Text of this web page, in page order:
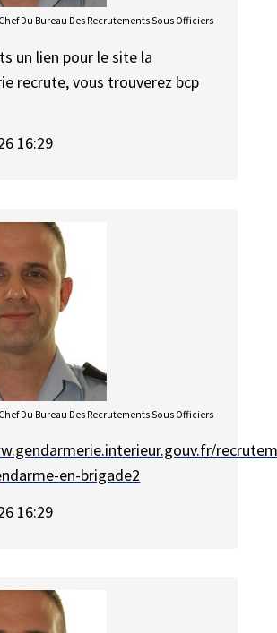
Chef Du Bureau Des Recrutements Sous Officiers
un lien pour le site la
recrute, vous trouverez bcp
16:29
Chef Du Bureau Des Recrutements Sous Officiers
en-brigade2
16:29